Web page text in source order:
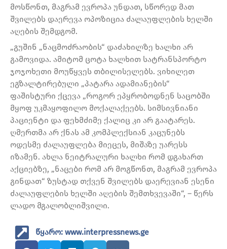
მოსწონთ, მაგრამ ევროპა უნდათ, სწორედ მათ
შვილებს დაერევა ოპოზიცია ძალაუფლების ხელში
აღების შემდგომ.
„გუშინ „ნაცმოძრაობის“ დაძახილზე ხალხი არ
გამოვიდა. ამიტომ ცოტა ხალხით სატრანსპორტო
ჯოჯოხეთი მოუწყვეს თბილისელებს. ვიხილეთ
ეგზალტირებული „პატარა ადამიანების“
ფაშისტური ქცევა „როგორ ეპყრობოდნენ საცობში
მყოფ უკმაყოფილო მოქალაქეებს. სიმსივნიანი
პაციენტი და ფეხმძიმე ქალიც კი არ გაატარეს.
ღმერთმა არ ქნას ამ კომპლექსიან კაცუნებს
ოდესმე ძალაუფლება მიეცეს, მიშაზე უარესს
იზამენ. ახლა ნეიტრალური ხალხი რომ დგახართ
აქციებზე, „ნაცები რომ არ მოგწონთ, მაგრამ ევროპა
გინდათ“ ზუსტად თქვენ შვილებს დაერევიან ესენი
ძალაუფლების ხელში აღების შემთხვევაში“, – წერს
ლადო მგალობლიშვილი.
წყარო: www.interpressnews.ge